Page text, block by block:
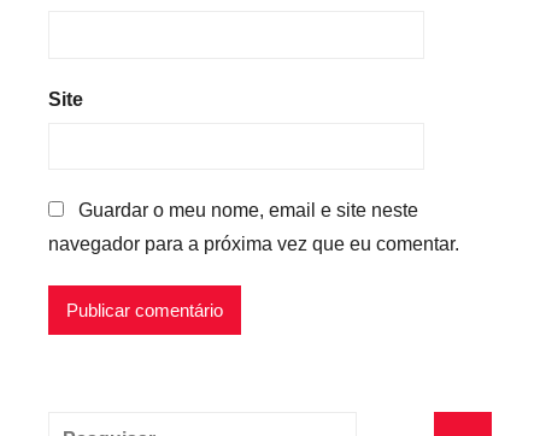
Site
Guardar o meu nome, email e site neste
navegador para a próxima vez que eu comentar.
Pesquisar